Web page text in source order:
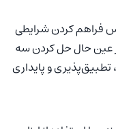
فراهم کردن شرایطی
عین حال حل کردن سه
و پایداری